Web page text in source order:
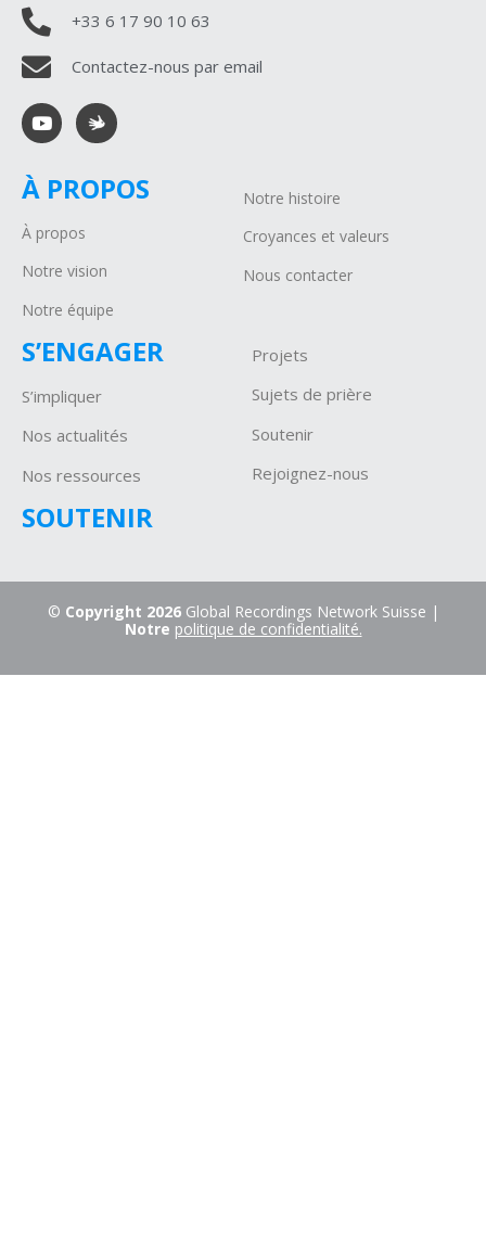
+33 6 17 90 10 63
Contactez-nous par email
À PROPOS
À propos
Notre vision
Notre équipe
Notre histoire
Croyances et valeurs
Nous contacter
S’ENGAGER
S’impliquer
Nos actualités
Nos ressources
SOUTENIR
Projets
Sujets de prière
Soutenir
Rejoignez-nous
© Copyright 2026Global Recordings Network Suisse |
Notre politique de confidentialité.